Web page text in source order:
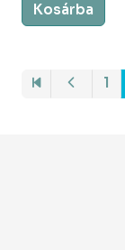
Kosárba
1